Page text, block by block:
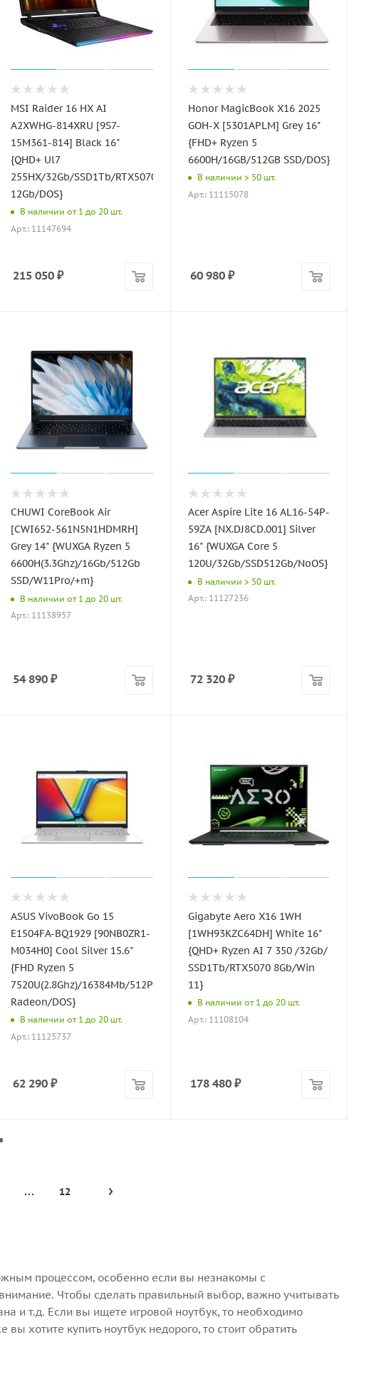
W11H/grey/6060mAh
MSI Raider 16 HX AI
A2XWHG-814XRU [9S7-
15M361-814] Black 16"
{QHD+ Ul7
255HX/32Gb/SSD1Tb/RTX5070Ti
12Gb/DOS}
В наличии от 1 до 20 шт.
Арт.: 11147694
215 050 ₽
Honor MagicBook X16 2025
GOH-X [5301APLM] Grey 16"
{FHD+ Ryzen 5
6600H/16GB/512GB SSD/DOS}
В наличии > 50 шт.
Арт.: 11115078
60 980₽
CHUWI CoreBook Air
[CWI652-561N5N1HDMRH]
Grey 14" {WUXGA Ryzen 5
6600H(3.3Ghz)/16Gb/512Gb
SSD/W11Pro/+m}
В наличии от 1 до 20 шт.
Арт.: 11138957
54 890 ₽
Acer Aspire Lite 16 AL16-54P-
59ZA [NX.DJ8CD.001] Silver
16" {WUXGA Core 5
120U/32Gb/SSD512Gb/NoOS}
В наличии > 50 шт.
Арт.: 11127236
72 320₽
ASUS VivoBook Go 15
E1504FA-BQ1929 [90NB0ZR1-
M034H0] Cool Silver 15.6"
{FHD Ryzen 5
7520U(2.8Ghz)/16384Mb/512PCISSDGb/AMD
Radeon/DOS}
В наличии от 1 до 20 шт.
Арт.: 11125737
62 290 ₽
Gigabyte Aero X16 1WH
[1WH93KZC64DH] White 16"
{QHD+ Ryzen AI 7 350 /32Gb/
SSD1Tb/RTX5070 8Gb/Win
11}
В наличии от 1 до 20 шт.
Арт.: 11108104
178 480₽
12
процессом, особенно если вы незнакомы с
внимание. Чтобы сделать правильный выбор, важно учитывать
и т.д. Если вы ищете игровой ноутбук, то необходимо
хотите купить ноутбук недорого, то стоит обратить